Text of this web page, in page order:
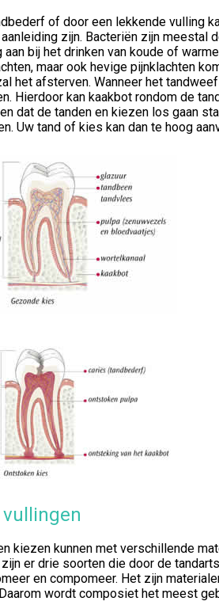
of door een lekkende vulling
zijn. Bacteriën zijn meestal
aan bij het drinken van koude of
maar ook hevige pijnklachten
het afsterven. Wanneer het
Hierdoor kan kaakbot rondom de
dat de tanden en kiezen los gaan
Uw tand of kies kan dan te hoog
kiezen kunnen met verschillende
zijn er drie soorten die door de
en compomeer. Het zijn
wordt composiet het meest